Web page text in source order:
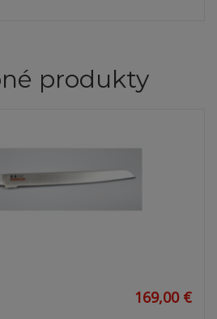
produkty
169,00 €